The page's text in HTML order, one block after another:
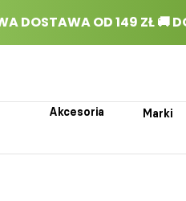
Akcesoria Marki